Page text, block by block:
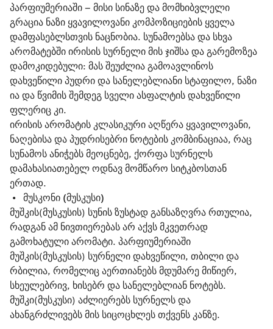
პარფიუმერიაში – მისი სინაზე და მომხიბვლელი
გრაცია ნაზი ყვავილოვანი კომპოზიციების ყველა
დამფასებლსთვის ნაცნობია. სუნამოებსა და სხვა
არომატებში ირისის სურნელი მის ჯიშსა და გარემოზეა
დამოკიდებული: მას შეუძლია გამოავლინოს
დახვეწილი პუდრი და სანელებლიანი სტაფილო, ნაზი
ია და წვიმის შემდეგ სველი ასფალტის დახვეწილი
ფლერიც კი.
ირისის არომატის კლასიკური აღწერა ყვავილოვანი,
ნაღებისა და პუდრისებრი ნოტების კომბინაციაა, რაც
სუნამოს ანიჭებს მეოცნებე, ქორფა სურნელს
დამახასიათებელ ოდნავ მომწარო სიტკბოსთან
ერთად.
• მუსკონი (მუსკუსი)
მუშკის(მუსკუსის) სუნის ზუსტად განსაზღვრა რთულია,
რადგან ამ ნივთიერებას არ აქვს მკვეთრად
გამოხატული არომატი. პარფიუმერიაში
მუშკის(მუსკუსის) სურნელი დახვეწილი, თბილი და
რბილია, რომელიც აერთიანებს მდუმარე მიწიერ,
სხეულებრივ, ხისებრ და სანელებლიან ნოტებს.
მუშკი(მუსკუსი) აძლიერებს სურნელს და
ახანგრძლივებს მის სიცოცხლეს თქვენს კანზე.